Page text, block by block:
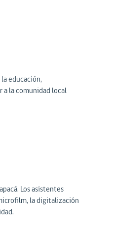
educación,
a la comunidad local
Los asistentes
la digitalización